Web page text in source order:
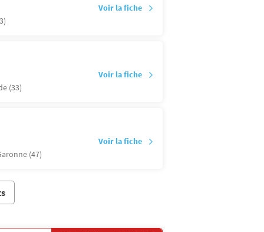
Voir la fiche
(33)
Voir la fiche
(47)
Voir la fiche